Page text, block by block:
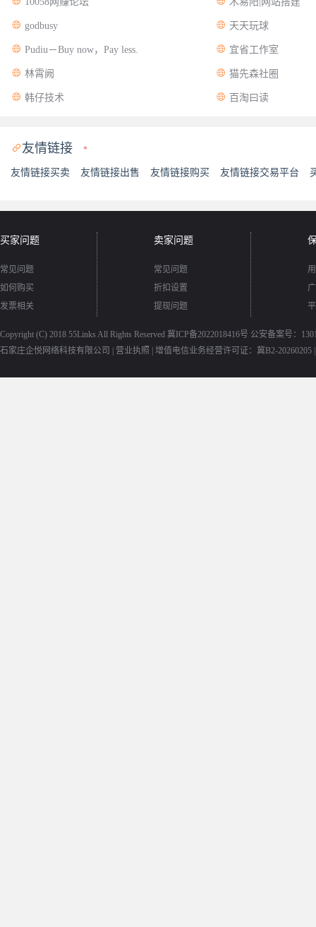
 godbusy  天天玩球
 Pudiu－Buy now，Pay less.  宜省工作室
 林霄阙  猫先森社圈
 韩仔技术  百淘曰读
友情链接 *
友情链接买卖 友情链接出售 友情链接购买 友情链接交易平台
买家问题
常见问题
如何购买
发票相关
卖家问题
常见问题
折扣设置
提现问题
Copyright (C) 2018 55Links All Rights Reserved 冀ICP备2022018416号 公安备案号：
石家庄企悦网络科技有限公司 | 营业执照 增值电信业务经营许可证：冀B2-20260205